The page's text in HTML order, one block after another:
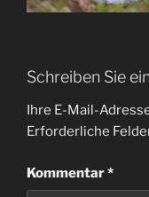
Schreiben Sie
Ihre E-Mail-
Erforderliche
Kommentar*